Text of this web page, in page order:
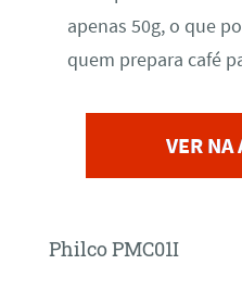
apenas 50g, o que
quem prepara café
VER NA
Philco PMC01I